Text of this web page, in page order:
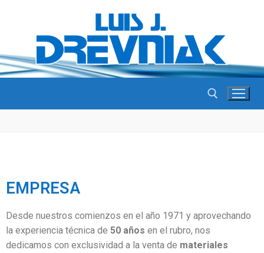
EMPRESA
Desde nuestros comienzos en el año 1971 y aprovechando
la experiencia técnica de 50 años en el rubro, nos
dedicamos con exclusividad a la venta de materiales